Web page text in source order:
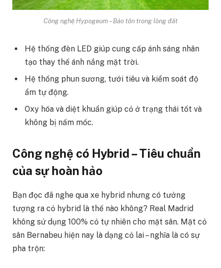
Công nghệ Hypogeum – Bảo tồn trong lòng đất
Hệ thống đèn LED giúp cung cấp ánh sáng nhân
tạo thay thế ánh nắng mặt trời.
Hệ thống phun sương, tưới tiêu và kiểm soát độ
ẩm tự động.
Oxy hóa và diệt khuẩn giúp cỏ ở trạng thái tốt và
không bị nấm mốc.
Công nghệ có Hybrid – Tiêu chuẩn
của sự hoàn hảo
Bạn đọc đã nghe qua xe hybrid nhưng có tưởng
tượng ra cỏ hybrid là thế nào không? Real Madrid
không sử dụng 100% cỏ tự nhiên cho mặt sân. Mặt cỏ
sân Bernabeu hiện nay là dạng cỏ lai – nghĩa là có sự
pha trộn: